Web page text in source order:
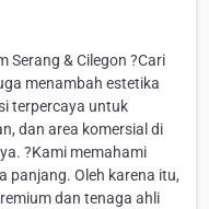
Serang & Cilegon ?Cari
menambah estetika
terpercaya untuk
dan area komersial di
?Kami memahami
panjang. Oleh karena itu,
dan tenaga ahli